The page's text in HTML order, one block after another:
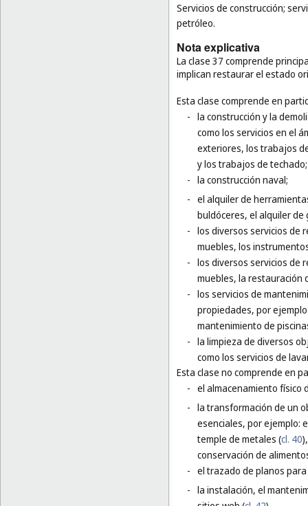
Servicios de construcción;
petróleo.
Nota explicativa
La clase 37 comprende
implican restaurar el estado
Esta clase comprende en
- la construcción y la
como los servicios en el
exteriores, los trabajos
y los trabajos de techado;
- la construcción naval;
- el alquiler de
buldóceres, el alquiler de
- los diversos servicios de
muebles, los
- los diversos servicios de
muebles, la restauración
- los servicios de
propiedades, por
mantenimiento de
- la limpieza de diversos
como los servicios de
Esta clase no comprende en
- el almacenamiento físico
- la transformación de un
esenciales, por ejemplo:
temple de metales (cl. 40
conservación de
- el trazado de planos
- la instalación, el